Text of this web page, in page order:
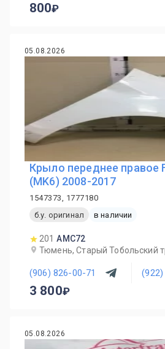
800
05.08.2026
Крыло переднее правое
(MK6) 2008-2017
1547373, 1777180
б.у. оригинал
в наличии
201 AMC72
Тюмень, Старый Тобольский
(906) 826-00-71 (922)
3 800
05.08.2026